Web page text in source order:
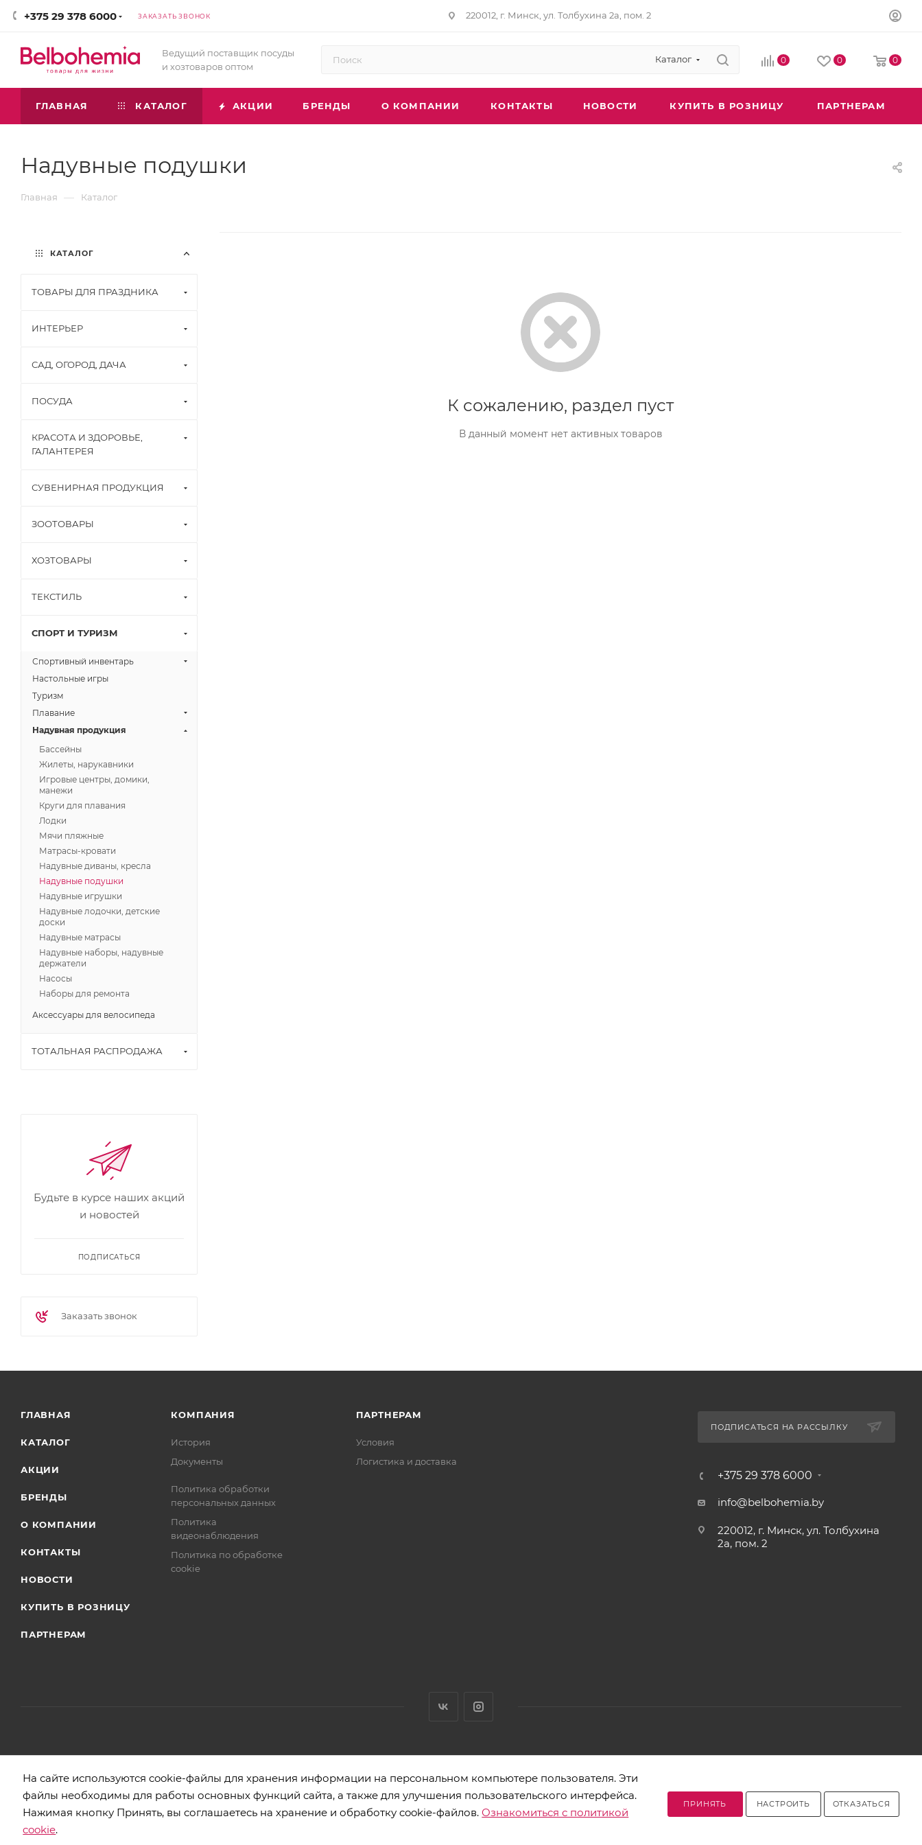
+375 29 378 6000 ЗАКАЗАТЬ ЗВОНОК 220012, г. Минск, ул. Толбухина 2а, пом. 2
Ведущий поставщик посуды
и хозтоваров оптом
Каталог 0 0 0
ГЛАВНАЯ КАТАЛОГ АКЦИИ БРЕНДЫ О КОМПАНИИ КОНТАКТЫ НОВОСТИ КУПИТЬ В РОЗНИЦУ ПАРТНЕРАМ
Надувные подушки
Главная — Каталог
К сожалению, раздел пуст
В данный момент нет активных товаров
КАТАЛОГ
ТОВАРЫ ДЛЯ ПРАЗДНИКА
ИНТЕРЬЕР
САД, ОГОРОД, ДАЧА
ПОСУДА
КРАСОТА И ЗДОРОВЬЕ,
ГАЛАНТЕРЕЯ
СУВЕНИРНАЯ ПРОДУКЦИЯ
ЗООТОВАРЫ
ХОЗТОВАРЫ
ТЕКСТИЛЬ
СПОРТ И ТУРИЗМ
Спортивный инвентарь
Настольные игры
Туризм
Плавание
Надувная продукция
Бассейны
Жилеты, нарукавники
Игровые центры, домики,
манежи
Круги для плавания
Лодки
Мячи пляжные
Матрасы-кровати
Надувные диваны, кресла
Надувные подушки
Надувные игрушки
Надувные лодочки, детские
доски
Надувные матрасы
Надувные наборы, надувные
держатели
Насосы
Наборы для ремонта
Аксессуары для велосипеда
ТОТАЛЬНАЯ РАСПРОДАЖА
Будьте в курсе наших акций
и новостей
ПОДПИСАТЬСЯ
Заказать звонок
ГЛАВНАЯ
КАТАЛОГ
АКЦИИ
БРЕНДЫ
О КОМПАНИИ
КОНТАКТЫ
НОВОСТИ
КУПИТЬ В РОЗНИЦУ
ПАРТНЕРАМ
КОМПАНИЯ
История
Документы
Политика обработки
персональных данных
Политика
видеонаблюдения
Политика по обработке
cookie
ПАРТНЕРАМ
Условия
Логистика и доставка
ПОДПИСАТЬСЯ НА РАССЫЛКУ
+375 29 378 6000
info@belbohemia.by
220012, г. Минск, ул. Толбухина
2а, пом. 2
Разработано в Clickmedia
На сайте используются cookie-файлы для хранения информации на персональном компьютере пользователя. Эти
файлы необходимы для работы основных функций сайта, а также для улучшения пользовательского интерфейса.
Нажимая кнопку Принять, вы соглашаетесь на хранение и обработку cookie-файлов.Ознакомиться с политикой
cookie.
ПРИНЯТЬ НАСТРОИТЬ ОТКАЗАТЬСЯ